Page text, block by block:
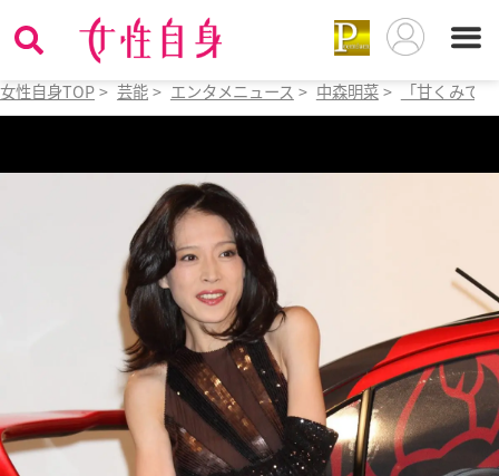
女性自身TOP > 芸能 > エンタメニュース > 中森明菜 > 「甘くみて